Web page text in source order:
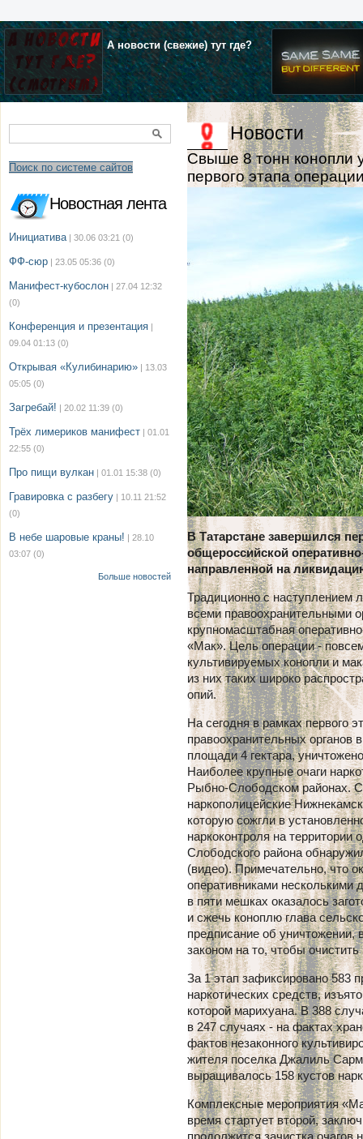
А новости (свежие) тут где?
Поиск по системе сайтов
Новостная лента
Инициатива | 30.06 03:21 (0)
ФФ-сюр | 23.05 05:36 (0)
Манифест-кубослон | 27.04 12:32
(0)
Конференция и презентация |
09.04 01:13 (0)
Открывая «Кулибинарию» | 13.03
05:05 (0)
Загребай! | 20.02 11:39 (0)
Трёх лимериков манифест | 01.01
22:55 (0)
Про пищи вулкан | 01.01 15:38 (0)
Гравировка с разбегу | 10.11 21:52
(0)
В небе шаровые краны! | 28.10
03:07 (0)
Больше новостей
Новости
Свыше 8 тонн конопли
первого этапа
В Татарстане завершился
общероссийской
направленной на
Традиционно с наступлением
всеми правоохранительными
крупномасштабная
«Мак». Цель операции -
культивируемых конопли и
из них таких широко
опий.
На сегодня в рамках первого
правоохранительных органов
площади 4 гектара,
Наиболее крупные очаги
Рыбно-Слободском районах.
наркополицейские
которую сожгли в
наркоконтроля на территории
Слободского района
(видео). Примечательно, что
оперативниками несколькими
в пяти мешках оказалось
и сжечь коноплю глава
предписание об уничтожении,
законом на то, чтобы
За 1 этап зафиксировано 583
наркотических средств,
которой марихуана. В 388
в 247 случаях - на фактах
фактов незаконного
жителя поселка Джалиль
выращивалось 158 кустов
Комплексные мероприятия
время стартует второй,
продолжится зачистка